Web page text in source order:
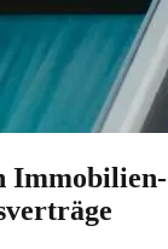
Immobilien-